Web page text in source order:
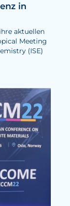
in
aktuellen
Meeting
(ISE)